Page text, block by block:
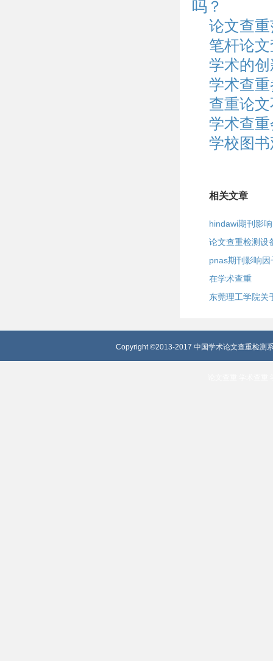
吗？
论文查
笔杆论
学术的
学术查
查重论
学术查
学校图
相关文章
hindawi期刊影
论文查重检测设
pnas期刊影响因
在学术查重
Copyright ©2013-2017 中国学术论文查重检